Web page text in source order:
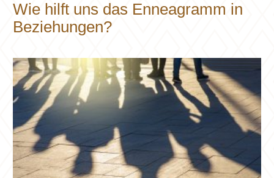
Wie hilft uns das Enneagramm in
Beziehungen?